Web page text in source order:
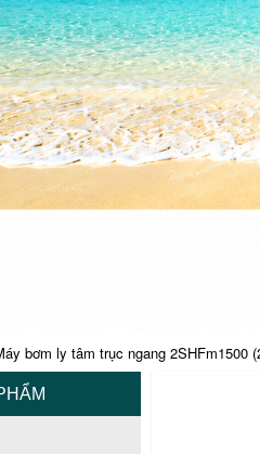
bơm ly tâm trục ngang 2SHFm1500